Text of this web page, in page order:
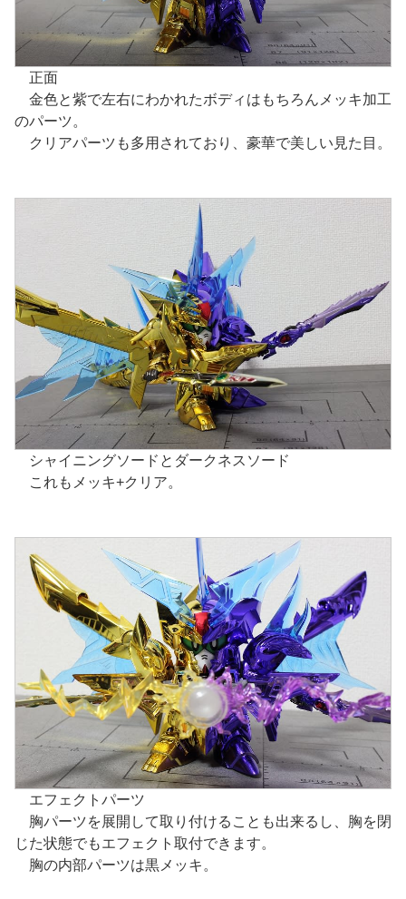
正面
金色と紫で左右にわかれたボディはもちろんメッキ加工
のパーツ。
クリアパーツも多用されており、豪華で美しい見た目。
シャイニングソードとダークネスソード
これもメッキ+クリア。
エフェクトパーツ
胸パーツを展開して取り付けることも出来るし、胸を閉
じた状態でもエフェクト取付できます。
胸の内部パーツは黒メッキ。